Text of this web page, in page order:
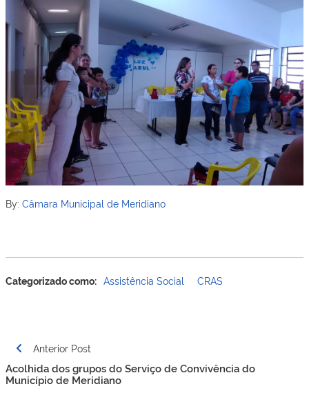
By: Câmara Municipal de Meridiano
Categorizado como: Assistência Social CRAS
Navegação
de
Post
Anterior Post
Acolhida dos grupos do Serviço de Convivência do
Município de Meridiano